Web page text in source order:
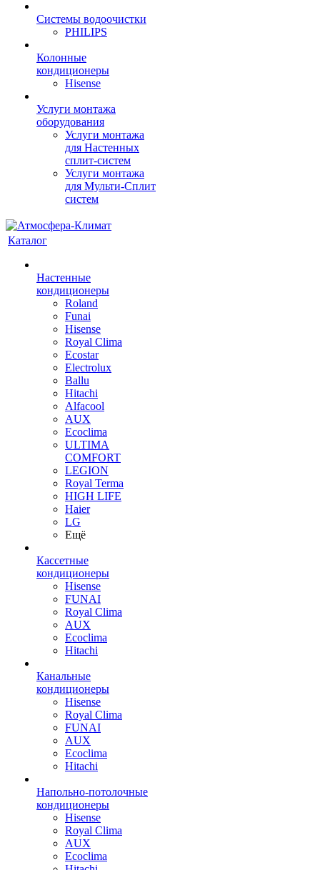
Системы водоочистки
PHILIPS
Колонные
кондиционеры
Hisense
Услуги монтажа
оборудования
Услуги монтажа
для Настенных
сплит-систем
Услуги монтажа
для Мульти-Сплит
систем
Каталог
Настенные
кондиционеры
Roland
Funai
Hisense
Royal Clima
Ecostar
Electrolux
Ballu
Hitachi
Alfacool
AUX
Ecoclima
ULTIMA
COMFORT
LEGION
Royal Terma
HIGH LIFE
Haier
LG
Ещё
Кассетные
кондиционеры
Hisense
FUNAI
Royal Clima
AUX
Ecoclima
Hitachi
Канальные
кондиционеры
Hisense
Royal Clima
FUNAI
AUX
Ecoclima
Hitachi
Напольно-потолочные
кондиционеры
Hisense
Royal Clima
AUX
Ecoclima